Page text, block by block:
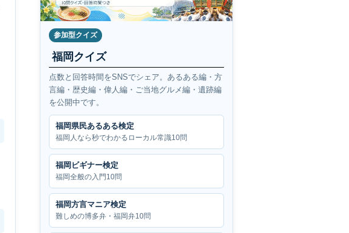
参加型クイズ
福岡クイズ
点数と回答時間をSNSでシェア。あるある編・方
言編・歴史編・偉人編・ご当地グルメ編・遺跡編
を公開中です。
福岡県民あるある検定
福岡人なら秒でわかるローカル常識10問
福岡ビギナー検定
福岡全般の入門10問
福岡方言マニア検定
難しめの博多弁・福岡弁10問